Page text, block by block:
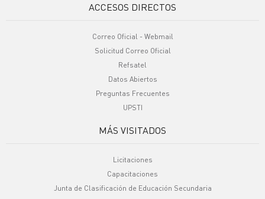
ACCESOS DIRECTOS
Correo Oficial - Webmail
Solicitud Correo Oficial
Refsatel
Datos Abiertos
Preguntas Frecuentes
UPSTI
MÁS VISITADOS
Licitaciones
Capacitaciones
Junta de Clasificación de Educación Secundaria